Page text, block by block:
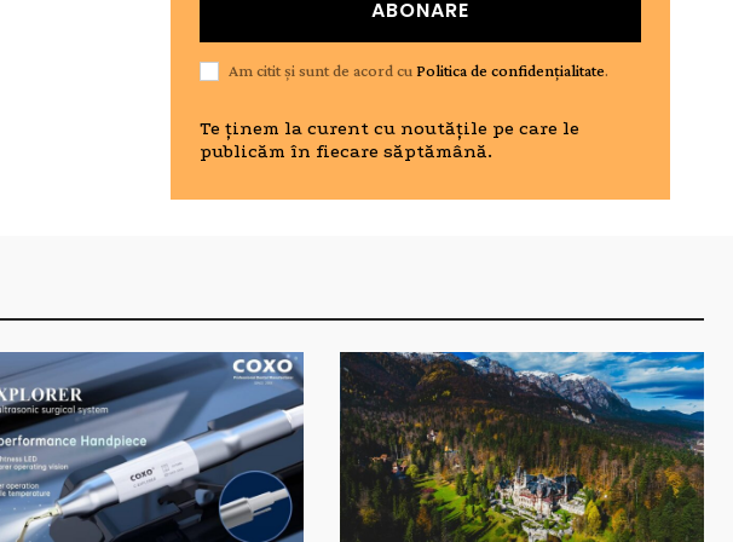
ABONARE
Am citit și sunt de acord cuPolitica de confidențialitate.
Te ținem la curent cu noutățile pe care le
publicăm în fiecare săptămână.